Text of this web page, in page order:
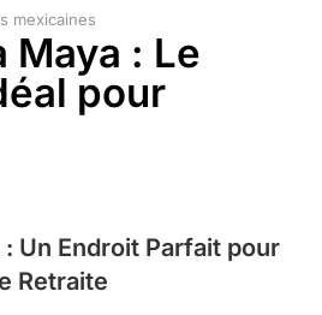
mexicaines
Maya : Le
pour
: Un Endroit Parfait pour
Retraite